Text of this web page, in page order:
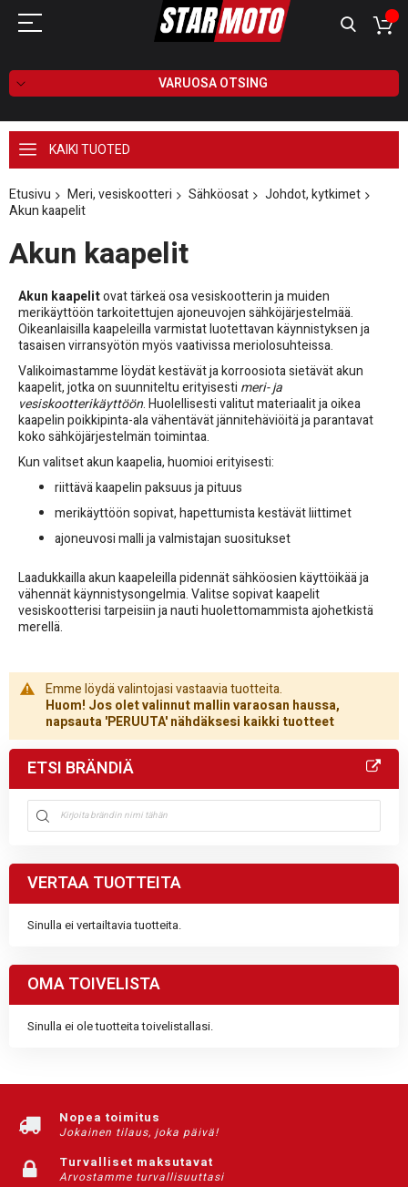
VARUOSA OTSING
KAIKI TUOTED
Etusivu Meri, vesiskootteri Sähköosat
Johdot, kytkimet
Akun kaapelit
Akun kaapelit
Akun kaapelitovat tärkeä osa vesiskootterin ja muiden
merikäyttöön tarkoitettujen ajoneuvojen sähköjärjestelmää.
Oikeanlaisilla kaapeleilla varmistat luotettavan käynnistyksen ja
tasaisen virransyötön myös vaativissa meriolosuhteissa.
Valikoimastamme löydät kestävät ja korroosiota sietävät akun
kaapelit, jotka on suunniteltu erityisesti meri- ja
vesiskootterikäyttöön. Huolellisesti valitut materiaalit ja oikea
kaapelin poikkipinta-ala vähentävät jännitehäviöitä ja parantavat
koko sähköjärjestelmän toimintaa.
Kun valitset akun kaapelia, huomioi erityisesti:
riittävä kaapelin paksuus ja pituus
merikäyttöön sopivat, hapettumista kestävät liittimet
ajoneuvosi malli ja valmistajan suositukset
Laadukkailla akun kaapeleilla pidennät sähköosien käyttöikää ja
vähennät käynnistysongelmia. Valitse sopivat kaapelit
vesiskootterisi tarpeisiin ja nauti huolettomammista ajohetkistä
merellä.
Emme löydä valintojasi vastaavia tuotteita.
Huom! Jos olet valinnut mallin varaosan haussa,
napsauta 'PERUUTA' nähdäksesi kaikki tuotteet
ETSI BRÄNDIÄ
VERTAA TUOTTEITA
Sinulla ei vertailtavia tuotteita.
OMA TOIVELISTA
Sinulla ei ole tuotteita toivelistallasi.
Nopea toimitus
Jokainen tilaus, joka päivä!
Turvalliset maksutavat
Arvostamme turvallisuuttasi